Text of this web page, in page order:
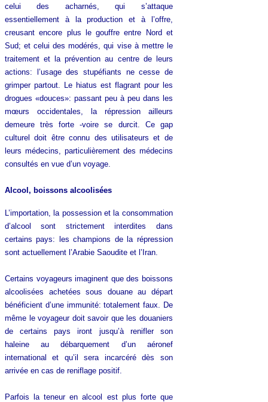
celui des acharnés, qui s’attaque
essentiellement à la production et à l’offre,
creusant encore plus le gouffre entre Nord et
Sud; et celui des modérés, qui vise à mettre le
traitement et la prévention au centre de leurs
actions: l’usage des stupéfiants ne cesse de
grimper partout. Le hiatus est flagrant pour les
drogues «douces»: passant peu à peu dans les
mœurs occidentales, la répression ailleurs
demeure très forte -voire se durcit. Ce gap
culturel doit être connu des utilisateurs et de
leurs médecins, particulièrement des médecins
consultés en vue d’un voyage.
Alcool, boissons alcoolisées
L’importation, la possession et la consommation
d’alcool sont strictement interdites dans
certains pays: les champions de la répression
sont actuellement l’Arabie Saoudite et l’Iran.
Certains voyageurs imaginent que des boissons
alcoolisées achetées sous douane au départ
bénéficient d’une immunité: totalement faux. De
même le voyageur doit savoir que les douaniers
de certains pays iront jusqu’à renifler son
haleine au débarquement d’un aéronef
international et qu’il sera incarcéré dès son
arrivée en cas de reniflage positif.
Parfois la teneur en alcool est plus forte que